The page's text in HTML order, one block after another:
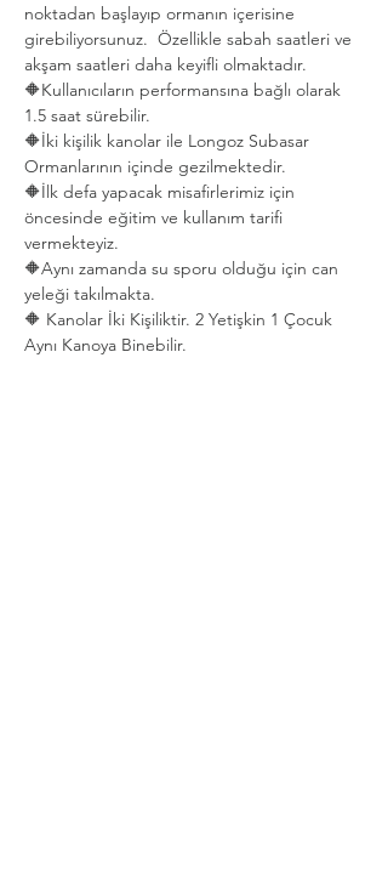
noktadan başlayıp ormanın içerisine
girebiliyorsunuz.  Özellikle sabah saatleri ve
akşam saatleri daha keyifli olmaktadır.
🔶Kullanıcıların performansına bağlı olarak
1.5 saat sürebilir.
🔶İki kişilik kanolar ile Longoz Subasar
Ormanlarının içinde gezilmektedir.
🔶İlk defa yapacak misafirlerimiz için
öncesinde eğitim ve kullanım tarifi
vermekteyiz.
🔶Aynı zamanda su sporu olduğu için can
yeleği takılmakta.
🔶 Kanolar İki Kişiliktir. 2 Yetişkin 1 Çocuk
Aynı Kanoya Binebilir.